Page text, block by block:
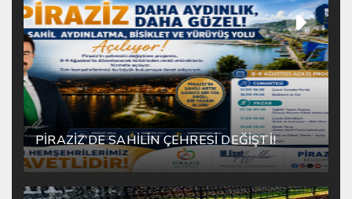
PİRAZİZ’DE SAHİLİN ÇEHRESİ DEĞİŞTİ!